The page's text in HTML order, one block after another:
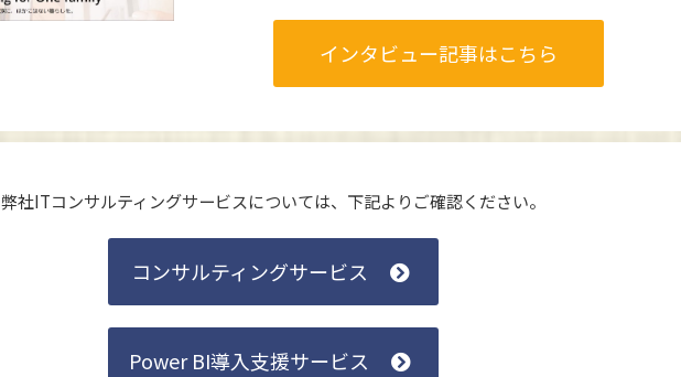
インタビュー記事はこちら
弊社ITコンサルティングサービスについては、下記よりご確認ください。
コンサルティングサービス
Power BI導入支援サービス